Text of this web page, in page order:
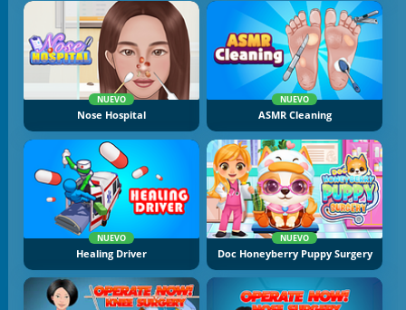
NUEVO
Nose Hospital
NUEVO
ASMR Cleaning
NUEVO
Healing Driver
NUEVO
Doc Honeyberry Puppy Surgery